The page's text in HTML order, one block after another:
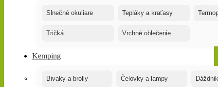
Slnečné okuliare Tepláky a kraťasy
Tričká Vrchné oblečenie
Kemping
Bivaky a brolly Čelovky a lampy